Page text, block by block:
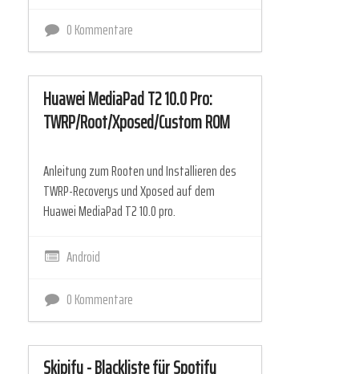
0 Kommentare
Huawei MediaPad T2 10.0 Pro:
TWRP/Root/Xposed/Custom ROM
Anleitung zum Rooten und Installieren des
TWRP-Recoverys und Xposed auf dem
Huawei MediaPad T2 10.0 pro.
Android
0 Kommentare
Skipify - Blackliste für Spotify